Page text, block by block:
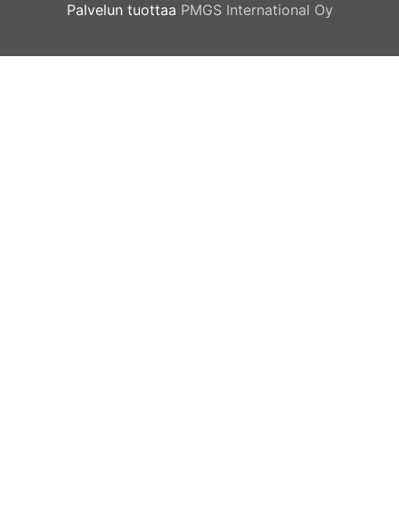
Palvelun tuottaa PMGS International Oy